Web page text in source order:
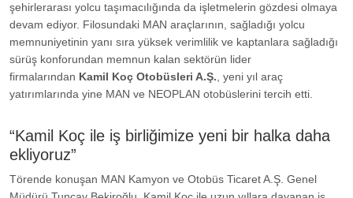
şehirlerarası yolcu taşımacılığında da işletmelerin gözdesi olmaya
devam ediyor. Filosundaki MAN araçlarının, sağladığı yolcu
memnuniyetinin yanı sıra yüksek verimlilik ve kaptanlara sağladığı
sürüş konforundan memnun kalan sektörün lider
firmalarından Kamil Koç Otobüsleri A.Ş. , yeni yıl araç
yatırımlarında yine MAN ve NEOPLAN otobüslerini tercih etti.
“Kamil Koç ile iş birliğimize yeni bir halka daha
ekliyoruz”
Törende konuşan MAN Kamyon ve Otobüs Ticaret A.Ş. Genel